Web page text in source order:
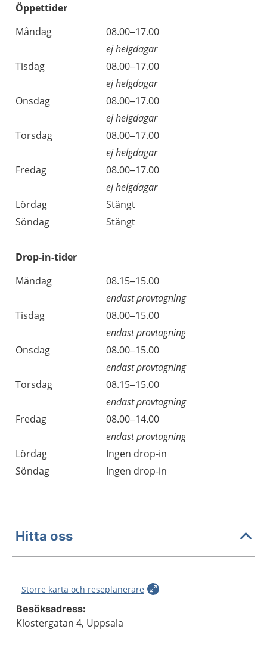
Öppettider
Dag
Öppettider
Kommentarer
Måndag
08.00–17.00
ej helgdagar
Tisdag
08.00–17.00
ej helgdagar
Onsdag
08.00–17.00
ej helgdagar
Torsdag
08.00–17.00
ej helgdagar
Fredag
08.00–17.00
ej helgdagar
Lördag
Stängt
Söndag
Stängt
Drop-in-tider
Måndag
08.15–15.00
endast provtagning
Tisdag
08.00–15.00
endast provtagning
Onsdag
08.00–15.00
endast provtagning
Torsdag
08.15–15.00
endast provtagning
Fredag
08.00–14.00
endast provtagning
Lördag
Ingen drop-in
Söndag
Ingen drop-in
Hitta oss
Större karta och reseplanerare
Besöksadress:
Klostergatan 4, Uppsala